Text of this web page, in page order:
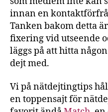
innan en
Tanken bakom detta
fixering vid utseende
läggs på att hitta
dejt med.
Vi på nätdejtingtips
en toppensajt för